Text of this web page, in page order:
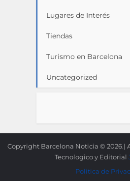
Lugares de Interés
Tiendas
Turismo en Barcelona
Uncategorized
Copyright Barcelona Noticia © 2026.|
Tecnologico y Editorial
Politica de